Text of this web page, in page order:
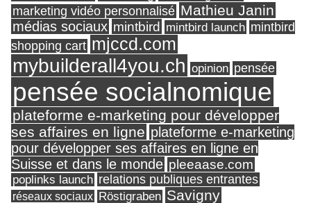
marketing vidéo personnalisé Mathieu Janin
médias sociaux mintbird mintbird launch mintbird
shopping cart mjccd.com
mybuilderall4you.ch opinion pensée
pensée socialnomique
plateforme e-marketing pour développer
ses affaires en ligne plateforme e-marketing
pour développer ses affaires en ligne en
Suisse et dans le monde pleeaase.com
poplinks launch relations publiques entrantes
réseaux sociaux Röstigraben Savigny